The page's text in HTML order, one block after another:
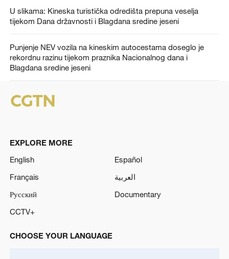
U slikama: Kineska turistička odredišta prepuna veselja
tijekom Dana državnosti i Blagdana sredine jeseni
Punjenje NEV vozila na kineskim autocestama doseglo je
rekordnu razinu tijekom praznika Nacionalnog dana i
Blagdana sredine jeseni
EXPLORE MORE
English
Español
Français
العربية
Русский
Documentary
CCTV+
CHOOSE YOUR LANGUAGE